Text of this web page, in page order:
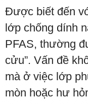
Được biết đến
lớp chống dính
PFAS, thường
cửu”. Vấn đề
mà ở việc lớp
mòn hoặc hư